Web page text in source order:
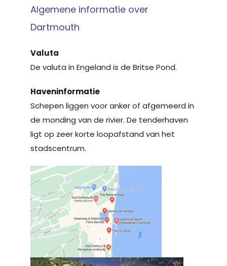
Algemene informatie over
Dartmouth
Valuta
De valuta in Engeland is de Britse Pond.
Haveninformatie
Schepen liggen voor anker of afgemeerd in
de monding van de rivier. De tenderhaven
ligt op zeer korte loopafstand van het
stadscentrum.